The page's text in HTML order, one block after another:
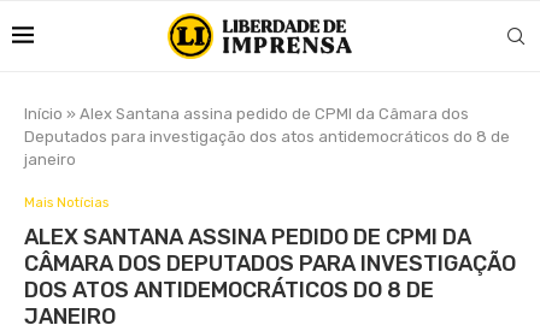
Início » Alex Santana assina pedido de CPMI da Câmara dos
Deputados para investigação dos atos antidemocráticos do 8 de
janeiro
Mais Notícias
ALEX SANTANA ASSINA PEDIDO DE CPMI DA
CÂMARA DOS DEPUTADOS PARA INVESTIGAÇÃO
DOS ATOS ANTIDEMOCRÁTICOS DO 8 DE
JANEIRO